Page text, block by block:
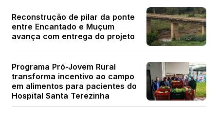
Reconstrução de pilar da ponte
entre Encantado e Muçum
avança com entrega do projeto
Programa Pró-Jovem Rural
transforma incentivo ao campo
em alimentos para pacientes do
Hospital Santa Terezinha